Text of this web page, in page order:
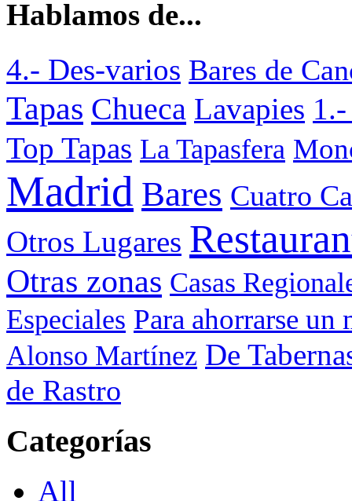
Hablamos de...
4.- Des-varios Bares de
Tapas Chueca Lavapies
Top Tapas La Tapasfera
Madrid Bares Cuatro
Otros Lugares
Otras zonas Casas
Especiales Para ahorrarse un
Alonso Martínez De
de Rastro
Categorías
All